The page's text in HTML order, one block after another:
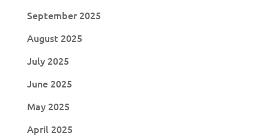
September 2025
August 2025
July 2025
June 2025
May 2025
April 2025